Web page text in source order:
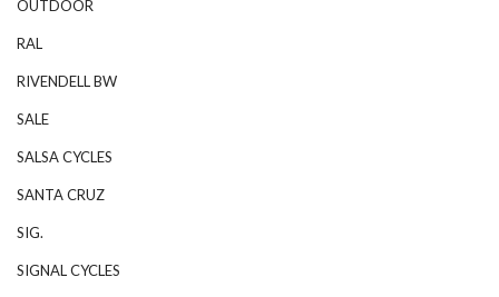
OUTDOOR
RAL
RIVENDELL BW
SALE
SALSA CYCLES
SANTA CRUZ
SIG.
SIGNAL CYCLES